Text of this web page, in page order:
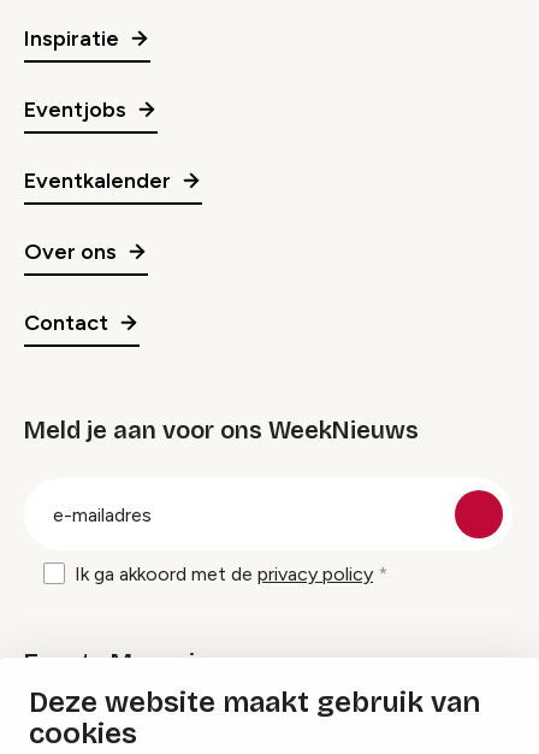
Deze website maakt gebruik van
cookies
Inspiratie
Eventjobs
Eventkalender
Over ons
Contact
Meld je aan voor ons WeekNieuws
Ik ga akkoord met de privacy policy
Events Magazine
Ik ontvang graag Events Magazine